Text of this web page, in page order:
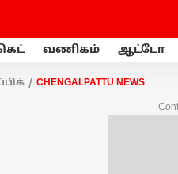
வணிகம் ஆட்டோ
CHENGALPATTU NEWS